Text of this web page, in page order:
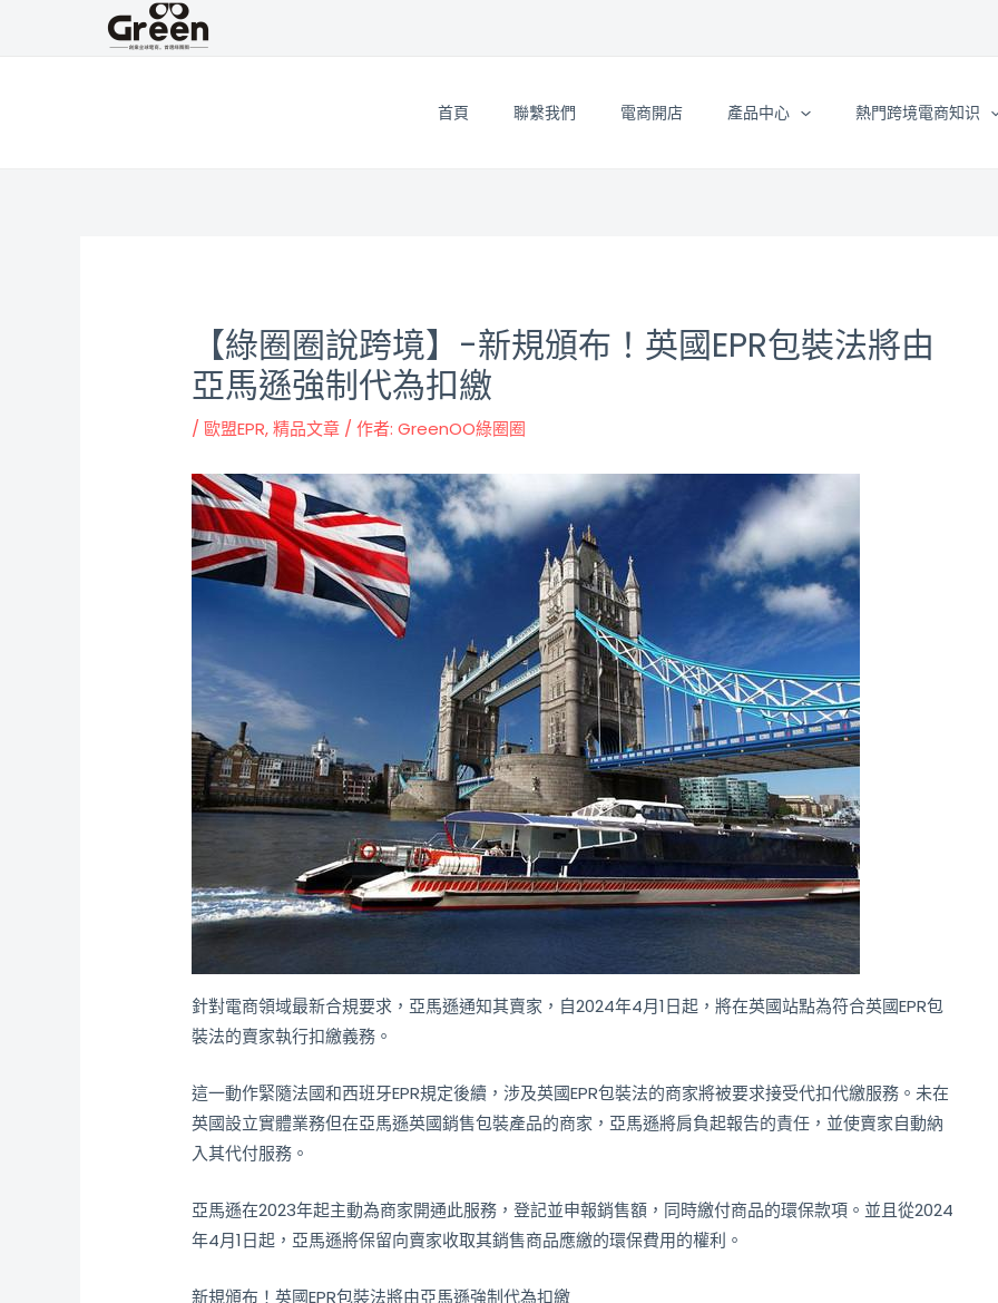
首頁 聯繫我們 電商開店 產品中心 熱門跨境電商知识
【綠圈圈說跨境】-新規頒布！英國EPR包裝法將由
亞馬遜強制代為扣繳
/歐盟EPR,精品文章 / 作者:GreenOO綠圈圈
針對電商領域最新合規要求，亞馬遜通知其賣家，自2024年4月1日起，將在英國站點為符合英國EPR包
裝法的賣家執行扣繳義務。
這一動作緊隨法國和西班牙EPR規定後續，涉及英國EPR包裝法的商家將被要求接受代扣代繳服務。未在
英國設立實體業務但在亞馬遜英國銷售包裝產品的商家，亞馬遜將肩負起報告的責任，並使賣家自動納
入其代付服務。
亞馬遜在2023年起主動為商家開通此服務，登記並申報銷售額，同時繳付商品的環保款項。並且從2024
年4月1日起，亞馬遜將保留向賣家收取其銷售商品應繳的環保費用的權利。
新規頒布！英國EPR包裝法將由亞馬遜強制代為扣繳